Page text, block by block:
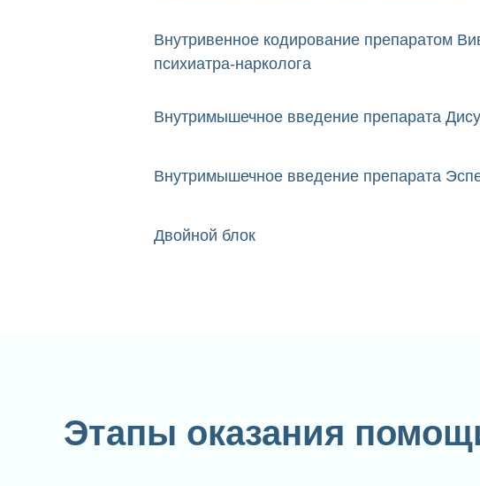
Внутривенное кодирование препаратом
психиатра-нарколога
Внутримышечное введение препарата
Внутримышечное введение препарата
Двойной блок
Этапы оказания